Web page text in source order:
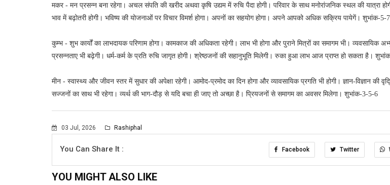
मकर - मन प्रसन्न बना रहेगा। अचल संपति की खरीद अथवा कृषि उद्यम में रुचि पैदा होगी। परिवार के साथ मनोरांजनिक स्थल की यात्रा
भाव में बढ़ोतरी होगी। भविष्य की योजनाओं पर विचार विमर्श होगा। अपनों का सहयोग होगा। अपने आपको अधिक सक्रिय पायेगें। शुभांक-5-
कुम्भ - शुभ कार्यों का लाभदायक परिणाम होगा। कामकाज की अधिकता रहेगी। लाभ भी होगा और पुराने मित्रों का समागम भी। व्यवसायिक
प्रसन्नताए भी बढ़ेगी। धर्म-कर्म के प्रति रुचि जागृत होगी। श्रेष्ठजनों की सहानुभूति मिलेगी। रुका हुआ लाभ आज प्राप्त हो सकता है।
मीन - स्वास्थ्य और जीवन स्तर में सुधार की अपेक्षा रहेगी। आमोद-प्रमोद का दिन होगा और व्यावसायिक प्रगति भी होगी। ज्ञान-विज्ञान की
सज्जनों का साथ भी रहेगा। व्यर्थ की भाग-दौड़ से यदि बचा ही जाए तो अच्छा है। प्रियजनों से समागम का अवसर मिलेगा। शुभांक-3-5-6
03 Jul, 2026 Rashiphal
You Can Share It : Facebook Twitter
YOU MIGHT ALSO LIKE